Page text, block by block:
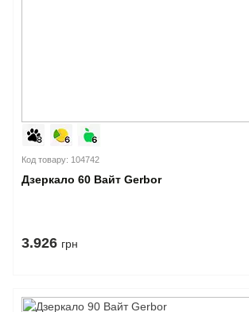
Код товару: 104742
Дзеркало 60 Вайт Gerbor
3.926 грн